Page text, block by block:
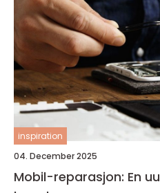
inspiration
04. December 2025
Mobil-reparasjon: En